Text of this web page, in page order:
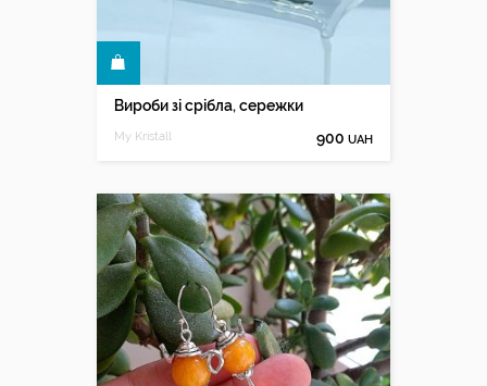
Вироби зі срібла, сережки
My Kristall 900 UAH